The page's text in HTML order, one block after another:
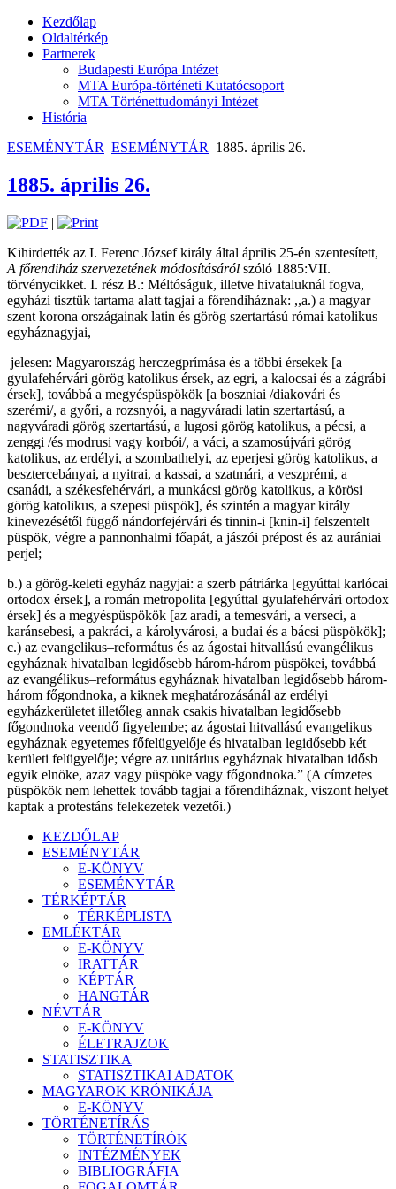
Kezdőlap
Oldaltérkép
Partnerek
Budapesti Európa Intézet
MTA Európa-történeti Kutatócsoport
MTA Történettudományi Intézet
História
ESEMÉNYTÁR ESEMÉNYTÁR 1885. április 26.
1885. április 26.
|
Kihirdették az I. Ferenc József király által április 25-én szentesített,
A főrendiház szervezetének módosításáról szóló 1885:VII.
törvénycikket. I. rész B.: Méltóságuk, illetve hivataluknál fogva,
egyházi tisztük tartama alatt tagjai a főrendiháznak: ,,a.) a magyar
szent korona országainak latin és görög szertartású római katolikus
egyháznagyjai,
jelesen: Magyarország herczegprímása és a többi érsekek [a
gyulafehérvári görög katolikus érsek, az egri, a kalocsai és a zágrábi
érsek], továbbá a megyéspüspökök [a boszniai /diakovári és
szerémi/, a győri, a rozsnyói, a nagyváradi latin szertartású, a
nagyváradi görög szertartású, a lugosi görög katolikus, a pécsi, a
zenggi /és modrusi vagy korbói/, a váci, a szamosújvári görög
katolikus, az erdélyi, a szombathelyi, az eperjesi görög katolikus, a
besztercebányai, a nyitrai, a kassai, a szatmári, a veszprémi, a
csanádi, a székesfehérvári, a munkácsi görög katolikus, a körösi
görög katolikus, a szepesi püspök], és szintén a magyar király
kinevezésétől függő nándorfejérvári és tinnin-i [knin-i] felszentelt
püspök, végre a pannonhalmi főapát, a jászói prépost és az aurániai
perjel;
b.) a görög-keleti egyház nagyjai: a szerb pátriárka [egyúttal karlócai
ortodox érsek], a román metropolita [egyúttal gyulafehérvári ortodox
érsek] és a megyéspüspökök [az aradi, a temesvári, a verseci, a
karánsebesi, a pakráci, a károlyvárosi, a budai és a bácsi püspökök];
c.) az evangelikus–református és az ágostai hitvallású evangélikus
egyháznak hivatalban legidősebb három-három püspökei, továbbá
az evangélikus–református egyháznak hivatalban legidősebb három-
három főgondnoka, a kiknek meghatározásánál az erdélyi
egyházkerületet illetőleg annak csakis hivatalban legidősebb
főgondnoka veendő figyelembe; az ágostai hitvallású evangelikus
egyháznak egyetemes főfelügyelője és hivatalban legidősebb két
kerületi felügyelője; végre az unitárius egyháznak hivatalban idősb
egyik elnöke, azaz vagy püspöke vagy főgondnoka.” (A címzetes
püspökök nem lehettek tovább tagjai a főrendiháznak, viszont helyet
kaptak a protestáns felekezetek vezetői.)
KEZDŐLAP
ESEMÉNYTÁR
E-KÖNYV
ESEMÉNYTÁR
TÉRKÉPTÁR
TÉRKÉPLISTA
EMLÉKTÁR
E-KÖNYV
IRATTÁR
KÉPTÁR
HANGTÁR
NÉVTÁR
E-KÖNYV
ÉLETRAJZOK
STATISZTIKA
STATISZTIKAI ADATOK
MAGYAROK KRÓNIKÁJA
E-KÖNYV
TÖRTÉNETÍRÁS
TÖRTÉNETÍRÓK
INTÉZMÉNYEK
BIBLIOGRÁFIA